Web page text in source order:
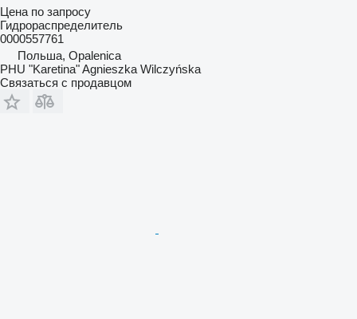
Цена по запросу
Гидрораспределитель
0000557761
Польша, Opalenica
PHU "Karetina" Agnieszka Wilczyńska
Связаться с продавцом